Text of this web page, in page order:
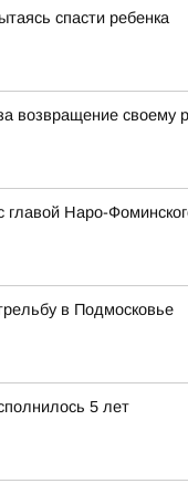
спасти ребенка
своему
Наро-
в Подмосковье
5 лет